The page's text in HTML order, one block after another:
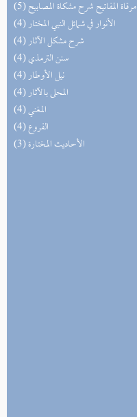
(5) مرقاة المفاتيح شرح مشكاة المصابيح
(4) الأنوار في شمائل النبي المختار
(4) شرح مشكل الآثار
(4) سنن الترمذي
(4) نيل الأوطار
(4) المحلى بالآثار
(4) المغني
(4) الفروع
(3) الأحاديث المختارة